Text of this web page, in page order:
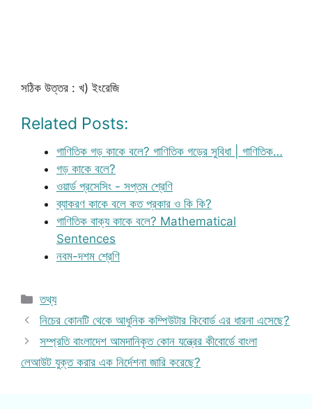
সঠিক উত্তর : খ) ইংরেজি
Related Posts:
গাণিতিক গড় কাকে বলে? গাণিতিক গড়ের সুবিধা | গাণিতিক…
গড় কাকে বলে?
ওয়ার্ড প্রসেসিং - সপ্তম শ্রেণি
ব্যাকরণ কাকে বলে কত প্রকার ও কি কি?
গাণিতিক বাক্য কাকে বলে? Mathematical
Sentences
নবম-দশম শ্রেণি
Categories
তথ্য
নিচের কোনটি থেকে আধুনিক কম্পিউটার কিবোর্ড এর ধারনা এসেছে?
সম্প্রতি বাংলাদেশ আমদানিকৃত কোন যন্ত্রের কীবোর্ডে বাংলা
লেআউট যুক্ত করার এক নির্দেশনা জারি করেছে?